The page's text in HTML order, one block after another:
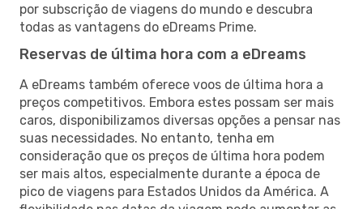
por subscrição de viagens do mundo e descubra
todas as vantagens do eDreams Prime.
Reservas de última hora com a eDreams
A eDreams também oferece voos de última hora a
preços competitivos. Embora estes possam ser mais
caros, disponibilizamos diversas opções a pensar nas
suas necessidades. No entanto, tenha em
consideração que os preços de última hora podem
ser mais altos, especialmente durante a época de
pico de viagens para Estados Unidos da América. A